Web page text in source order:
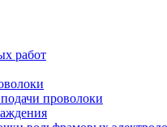
работ
проволоки